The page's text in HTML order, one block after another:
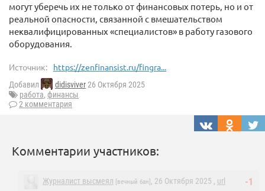
могут уберечь их не только от финансовых потерь, но и от
реальной опасности, связанной с вмешательством
неквалифицированных «специалистов» в работу газового
оборудования.
Источник: https://zenfinansist.ru/fingra...
Добавил didisviver26 Октября 2025
работа, финансы
2 комментария
Комментарии участников:
-1
Журналист высмеял [вечный бан] , 26 Октября 2025 , url